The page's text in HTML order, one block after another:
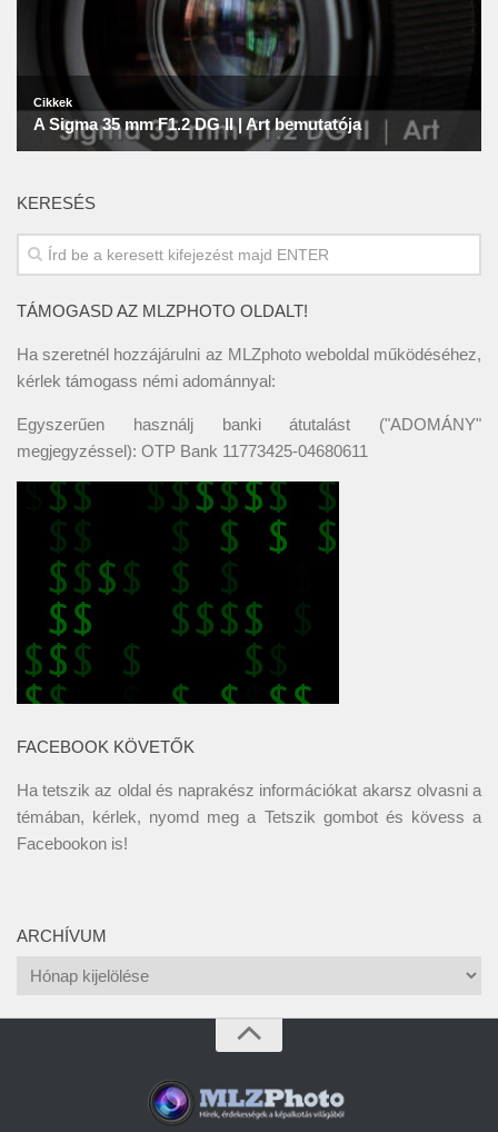
KERESÉS
TÁMOGASD AZ MLZPHOTO OLDALT!
Ha szeretnél hozzájárulni az MLZphoto weboldal működéséhez,
kérlek támogass némi adománnyal:
Egyszerűen használj banki átutalást ("ADOMÁNY"
megjegyzéssel): OTP Bank 11773425-04680611
FACEBOOK KÖVETŐK
Ha tetszik az oldal és naprakész információkat akarsz olvasni a
témában, kérlek, nyomd meg a Tetszik gombot és kövess a
Facebookon is!
ARCHÍVUM
Archívum